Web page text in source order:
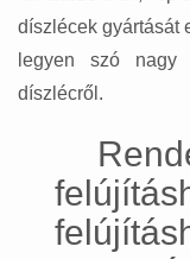
díszlécek gyártását
legyen szó nagy
díszlécről.